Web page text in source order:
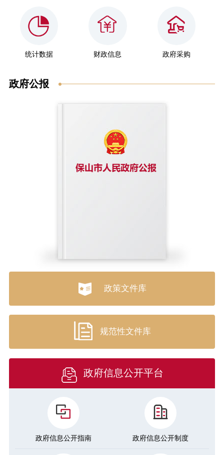
统计数据 财政信息 政府采购
政府公报
政策文件库
规范性文件库
政府信息公开平台
政府信息公开指南 政府信息公开制度